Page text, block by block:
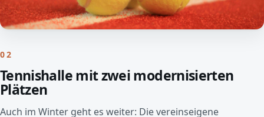
02
Tennishalle mit zwei modernisierten
Plätzen
Auch im Winter geht es weiter: Die vereinseigene